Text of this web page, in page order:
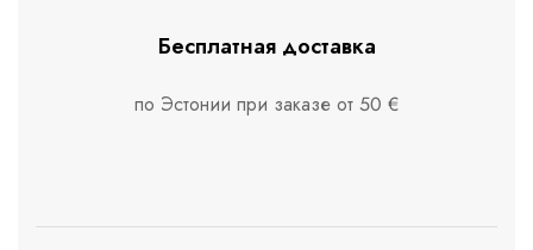
Бесплатная доставка
по Эстонии при заказе от 50 €